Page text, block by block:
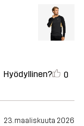
Hyödyllinen? 0
23. maaliskuuta 2026